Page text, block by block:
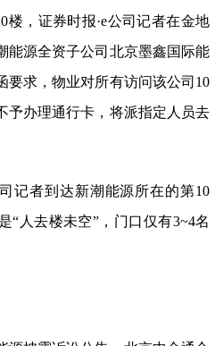
楼，证券时报·e公司记者在金地
能源全资子公司北京墨鑫国际能
要求，物业对所有访问该公司10
予办理通行卡，将派指定人员去
记者到达新潮能源所在的第10
“人去楼未空”，门口仅有3~4名